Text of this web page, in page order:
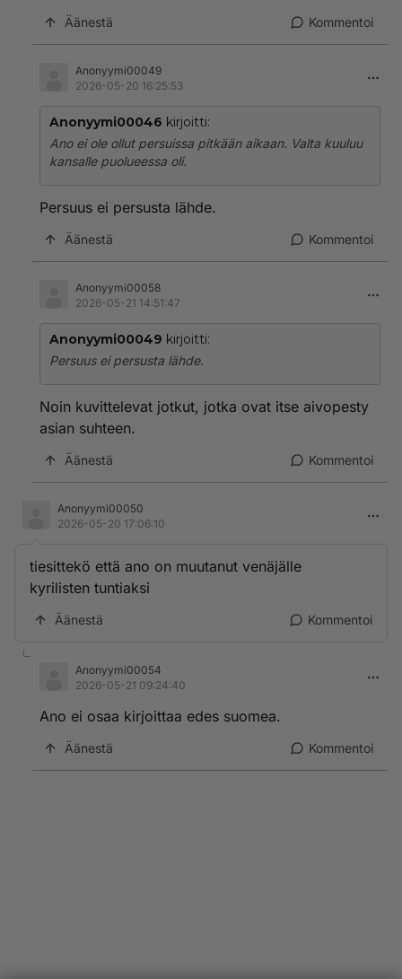
Äänestä Kommentoi
Anonyymi00049
2026-05-20 16:25:53
Anonyymi00046 kirjoitti:
Ano ei ole ollut persuissa pitkään aikaan. Valta kuuluu
kansalle puolueessa oli.
Persuus ei persusta lähde.
Äänestä Kommentoi
Anonyymi00058
2026-05-21 14:51:47
Anonyymi00049 kirjoitti:
Persuus ei persusta lähde.
Noin kuvittelevat jotkut, jotka ovat itse aivopesty
asian suhteen.
Äänestä Kommentoi
Anonyymi00050
2026-05-20 17:06:10
tiesittekö että ano on muutanut venäjälle
kyrilisten tuntiaksi
Äänestä Kommentoi
Anonyymi00054
2026-05-21 09:24:40
Ano ei osaa kirjoittaa edes suomea.
Äänestä Kommentoi